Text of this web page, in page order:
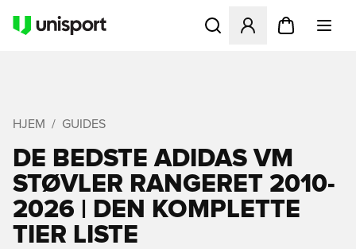
Åbner en Modal til at
HJEM GUIDES
DE BEDSTE ADIDAS VM
STØVLER RANGERET 2010-
2026 | DEN KOMPLETTE
TIER LISTE